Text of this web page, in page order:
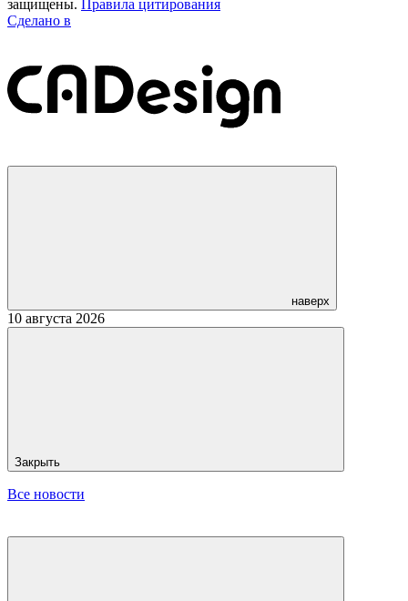
защищены.
Правила цитирования
Сделано в
наверх
10 августа 2026
Закрыть
Все новости